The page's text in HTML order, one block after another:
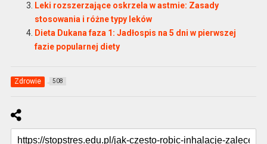
Leki rozszerzające oskrzela w astmie: Zasady
stosowania i różne typy leków
Dieta Dukana faza 1: Jadłospis na 5 dni w pierwszej
fazie popularnej diety
Zdrowie 508